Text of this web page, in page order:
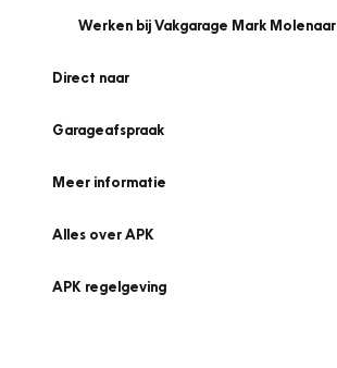
Werken bij Vakgarage Mark Molenaar
Direct naar
Garageafspraak
Meer informatie
Alles over APK
APK regelgeving